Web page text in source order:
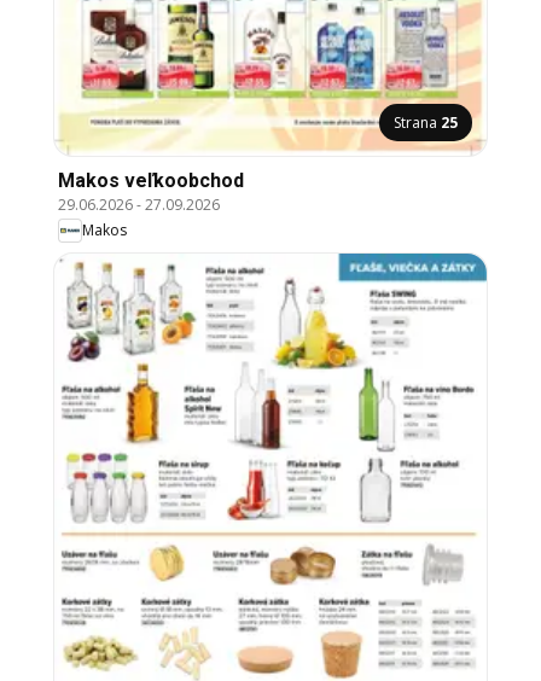
Strana 25
Makos veľkoobchod
29.06.2026-27.09.2026
Makos